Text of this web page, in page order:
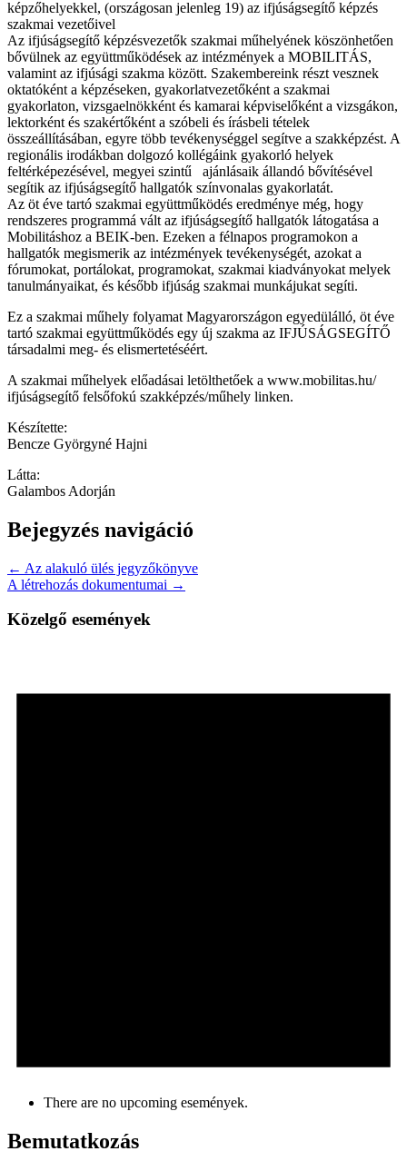
képzőhelyekkel, (országosan jelenleg 19) az ifjúságsegítő képzés
szakmai vezetőivel
Az ifjúságsegítő képzésvezetők szakmai műhelyének köszönhetően
bővülnek az együttműködések az intézmények a MOBILITÁS,
valamint az ifjúsági szakma között. Szakembereink részt vesznek
oktatóként a képzéseken, gyakorlatvezetőként a szakmai
gyakorlaton, vizsgaelnökként és kamarai képviselőként a vizsgákon,
lektorként és szakértőként a szóbeli és írásbeli tételek
összeállításában, egyre több tevékenységgel segítve a szakképzést. A
regionális irodákban dolgozó kollégáink gyakorló helyek
feltérképezésével, megyei szintű ajánlásaik állandó bővítésével
segítik az ifjúságsegítő hallgatók színvonalas gyakorlatát.
Az öt éve tartó szakmai együttműködés eredménye még, hogy
rendszeres programmá vált az ifjúságsegítő hallgatók látogatása a
Mobilitáshoz a BEIK-ben. Ezeken a félnapos programokon a
hallgatók megismerik az intézmények tevékenységét, azokat a
fórumokat, portálokat, programokat, szakmai kiadványokat melyek
tanulmányaikat, és később ifjúság szakmai munkájukat segíti.
Ez a szakmai műhely folyamat Magyarországon egyedülálló, öt éve
tartó szakmai együttműködés egy új szakma az IFJÚSÁGSEGÍTŐ
társadalmi meg- és elismertetéséért.
A szakmai műhelyek előadásai letölthetőek a www.mobilitas.hu/
ifjúságsegítő felsőfokú szakképzés/műhely linken.
Készítette:
Bencze Györgyné Hajni
Látta:
Galambos Adorján
Bejegyzés navigáció
← Az alakuló ülés jegyzőkönyve
A létrehozás dokumentumai →
Közelgő események
There are no upcoming események.
Bemutatkozás